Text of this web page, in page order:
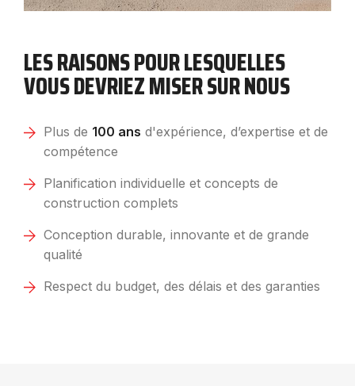
LES RAISONS POUR LESQUELLES
VOUS DEVRIEZ MISER SUR NOUS
Plus de 100 ans d'expérience, d’expertise et de
compétence
Planification individuelle et concepts de
construction complets
Conception durable, innovante et de grande
qualité
Respect du budget, des délais et des garanties